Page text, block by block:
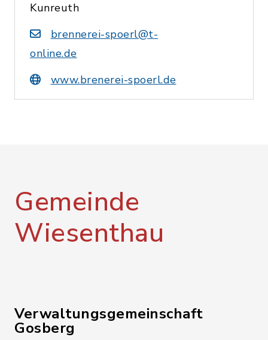
Kunreuth
brennerei-spoerl@t-
online.de
www.brenerei-spoerl.de
Gemeinde
Wiesenthau
Verwaltungsgemeinschaft
Gosberg